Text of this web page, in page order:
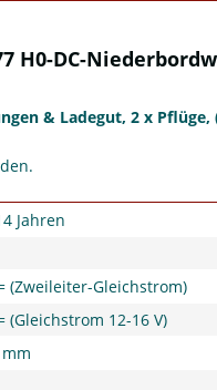
DC-
& Ladegut, 2 x
Jahren
(Zweileiter-Gleichstrom)
(Gleichstrom 12-16 V)